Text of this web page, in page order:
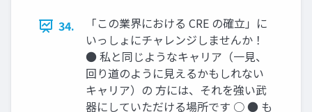
34.
「この業界における CRE の確立」に
いっしょにチャレンジしませんか！
● 私と同じようなキャリア（一見、
回り道のように見えるかもしれない
キャリア）の 方には、それを強い武
器にしていただける場所です ○ ● も